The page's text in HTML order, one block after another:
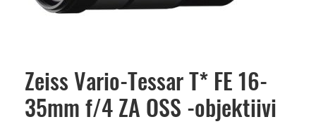
Zeiss Vario-Tessar T* FE 16-
35mm f/4 ZA OSS -objektiivi
Skip
beginning